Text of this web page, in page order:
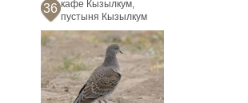
36 кафе Кызылкум,
пустыня Кызылкум